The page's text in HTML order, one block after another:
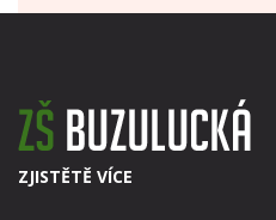
ZJISTĚTĚ VÍCE